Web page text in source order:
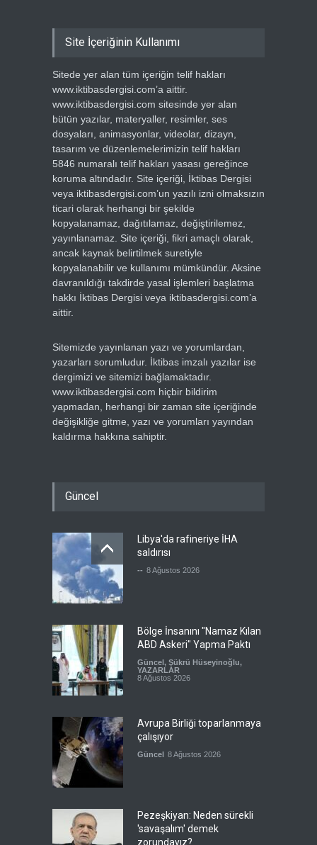
Site İçeriğinin Kullanımı
Sitede yer alan tüm içeriğin telif hakları
www.iktibasdergisi.com’a aittir.
www.iktibasdergisi.com sitesinde yer alan
bütün yazılar, materyaller, resimler, ses
dosyaları, animasyonlar, videolar, dizayn,
tasarım ve düzenlemelerimizin telif hakları
5846 numaralı telif hakları yasası gereğince
koruma altındadır. Site içeriği, İktibas Dergisi
veya iktibasdergisi.com’un yazılı izni olmaksızın
ticari olarak herhangi bir şekilde
kopyalanamaz, dağıtılamaz, değiştirilemez,
yayınlanamaz. Site içeriği, fikri amaçlı olarak,
ancak kaynak belirtilmek suretiyle
kopyalanabilir ve kullanımı mümkündür. Aksine
davranıldığı takdirde yasal işlemleri başlatma
hakkı İktibas Dergisi veya iktibasdergisi.com’a
aittir.
Sitemizde yayınlanan yazı ve yorumlardan,
yazarları sorumludur. İktibas imzalı yazılar ise
dergimizi ve sitemizi bağlamaktadır.
www.iktibasdergisi.com hiçbir bildirim
yapmadan, herhangi bir zaman site içeriğinde
değişikliğe gitme, yazı ve yorumları yayından
kaldırma hakkına sahiptir.
Güncel
Libya'da rafineriye İHA
saldırısı
-- 8 Ağustos 2026
Bölge İnsanını "Namaz Kılan
ABD Askeri" Yapma Paktı
Güncel , Şükrü Hüseyinoğlu,
YAZARLAR
8 Ağustos 2026
Avrupa Birliği toparlanmaya
çalışıyor
Güncel 8 Ağustos 2026
Pezeşkiyan: Neden sürekli
'savaşalım' demek
zorundayız?